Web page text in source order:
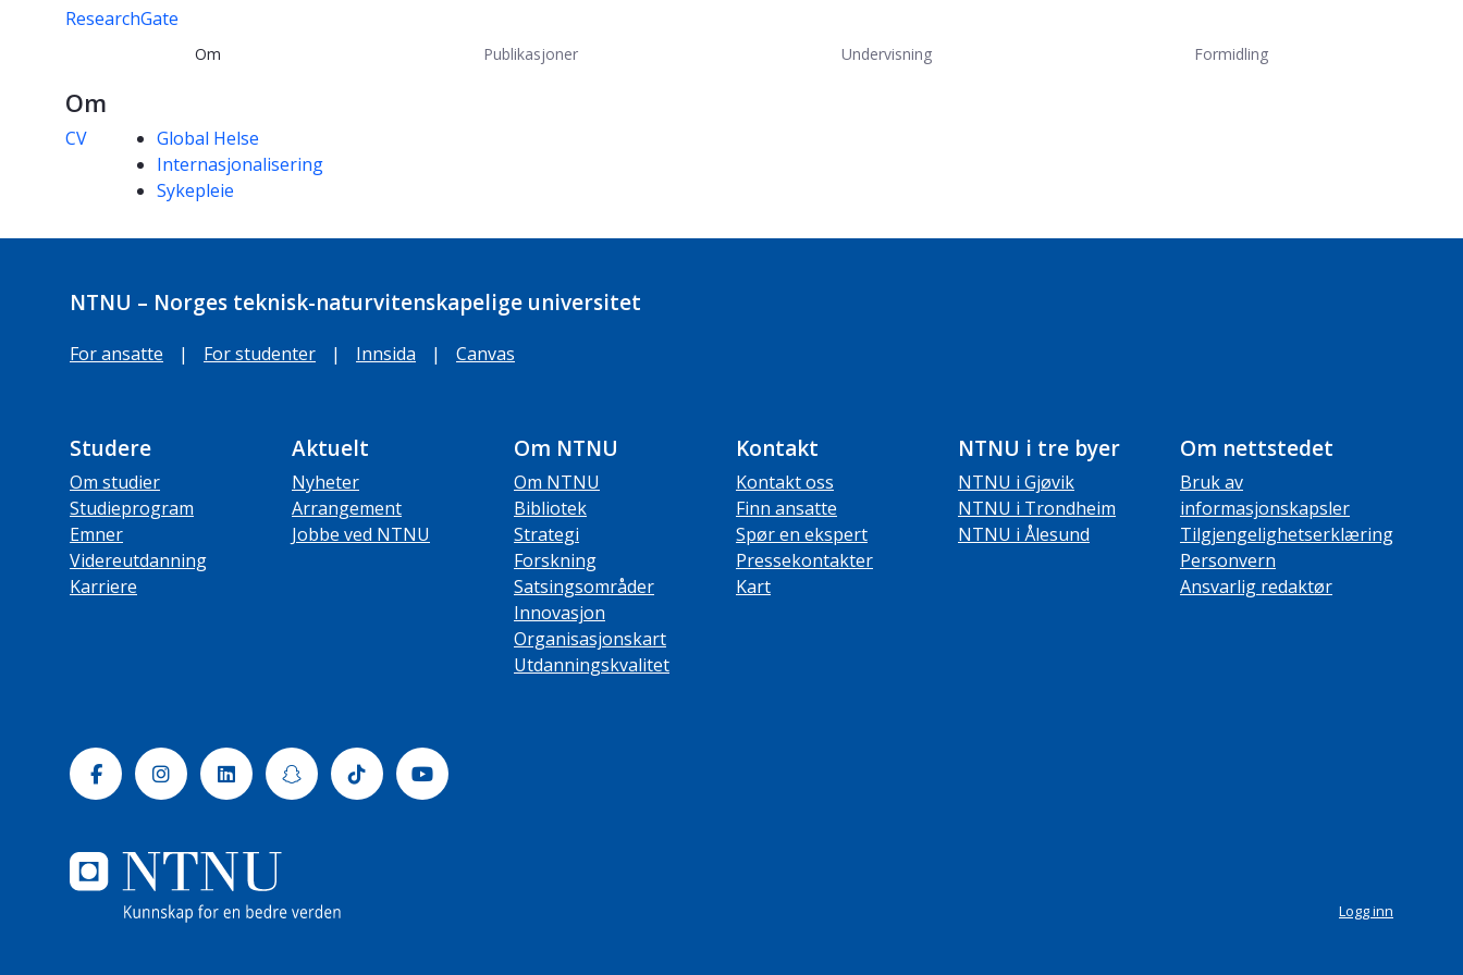
ResearchGate
Om Publikasjoner Undervisning Formidling
Om
CV Kompetanseord
Global Helse
Internasjonalisering
Sykepleie
NTNU – Norges teknisk-naturvitenskapelige universitet
For ansatte | For studenter | Innsida | Canvas
Studere
Om studier
Studieprogram
Emner
Videreutdanning
Karriere
Aktuelt
Nyheter
Arrangement
Jobbe ved NTNU
Om NTNU
Om NTNU
Bibliotek
Strategi
Forskning
Satsingsområder
Innovasjon
Organisasjonskart
Utdanningskvalitet
Kontakt
Kontakt oss
Finn ansatte
Spør en ekspert
Pressekontakter
Kart
NTNU i tre byer
NTNU i Gjøvik
NTNU i Trondheim
NTNU i Ålesund
Om nettstedet
Bruk av
informasjonskapsler
Tilgjengelighetserklæring
Personvern
Ansvarlig redaktør
FacebookInstagramLinkedinSnapchatTiktok Youtube
Logg inn